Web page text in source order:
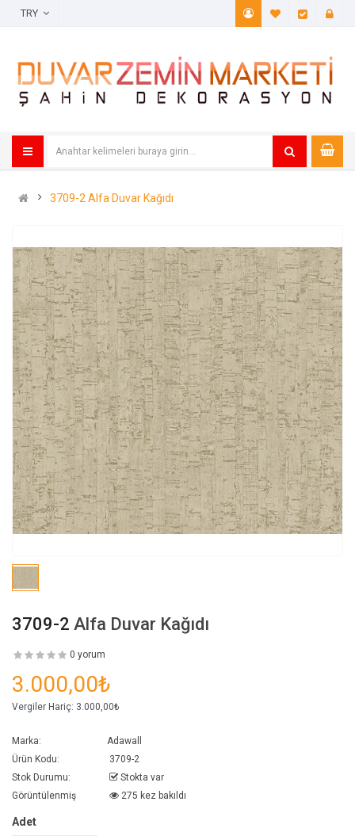
A. Listem
3709-2 Alfa Duvar Kağıdı
3709-2 Alfa Duvar Kağıdı
0 yorum
3.000,00₺
Vergiler Hariç: 3.000,00₺
Marka:
Adawall
Ürün Kodu:
3709-2
Stok Durumu:
Stokta var
Görüntülenmiş
275 kez bakıldı
Adet